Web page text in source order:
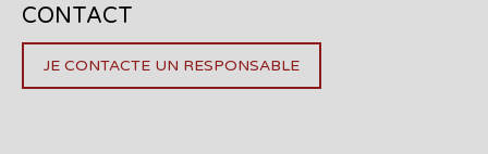
CONTACT
JE CONTACTE UN RESPONSABLE